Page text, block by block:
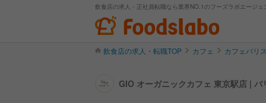
飲食店の求人・正社員転職なら業界NO.1のフーズラボエージェ
飲食店の求人・転職TOP カフェ カフェバリ
GIO オーガニックカフェ 東京駅店 |